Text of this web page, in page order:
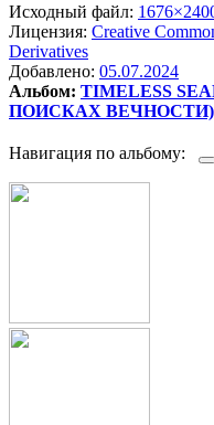
Исходный файл:
Лицензия: Creative
Derivatives
Добавлено: 05.07.2024
Альбом: TIMELESS
ПОИСКАХ ВЕЧНОСТИ)
Навигация по альбому: